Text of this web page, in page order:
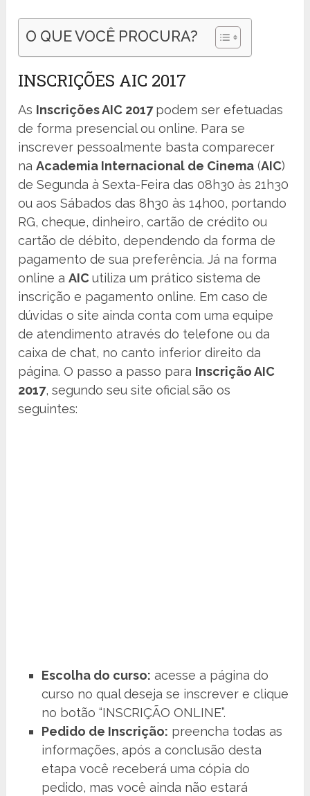
O QUE VOCÊ PROCURA?
INSCRIÇÕES AIC 2017
As Inscrições AIC 2017podem ser efetuadas
de forma presencial ou online. Para se
inscrever pessoalmente basta comparecer
naAcademia Internacional de Cinema (AIC)
de Segunda à Sexta-Feira das 08h30 às 21h30
ou aos Sábados das 8h30 às 14h00, portando
RG, cheque, dinheiro, cartão de crédito ou
cartão de débito, dependendo da forma de
pagamento de sua preferência. Já na forma
online aAICutiliza um prático sistema de
inscrição e pagamento online. Em caso de
dúvidas o site ainda conta com uma equipe
de atendimento através do telefone ou da
caixa de chat, no canto inferior direito da
página. O passo a passo para Inscrição AIC
2017, segundo seu site oficial são os
seguintes:
Escolha do curso: acesse a página do
curso no qual deseja se inscrever e clique
no botão “INSCRIÇÃO ONLINE”.
Pedido de Inscrição: preencha todas as
informações, após a conclusão desta
etapa você receberá uma cópia do
pedido, mas você ainda não estará